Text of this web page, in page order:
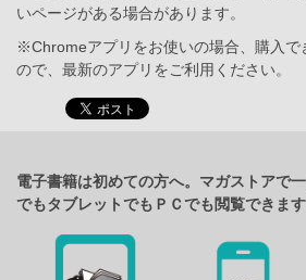
いページがある場合があります。
※Chromeアプリをお使いの場合、購入で
ので、最新のアプリをご利用ください。
電子書籍は初めての方へ。マガストアで
でもタブレットでもＰＣでも閲覧できます